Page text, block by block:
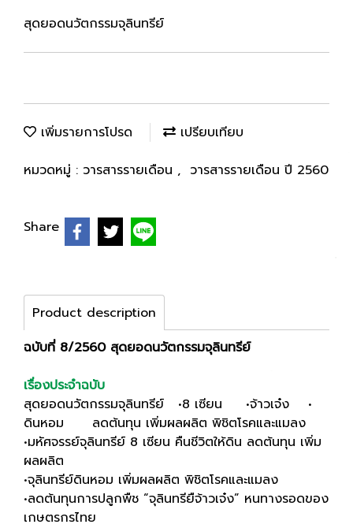
สุดยอดนวัตกรรมจุลินทรีย์
เพิ่มรายการโปรด
เปรียบเทียบ
หมวดหมู่ : วารสารรายเดือน , วารสารรายเดือน ปี 2560
Share
Product description
ฉบับที่ 8/2560 สุดยอดนวัตกรรมจุลินทรีย์
เรื่องประจำฉบับ
สุดยอดนวัตกรรมจุลินทรีย์ •8 เซียน •จ้าวเจ๋ง •
ดินหอม ลดต้นทุน เพิ่มผลผลิต พิชิตโรคและแมลง
•มหัศจรรย์จุลินทรีย์ 8 เซียน คืนชีวิตให้ดิน ลดต้นทุน เพิ่ม
ผลผลิต
•จุลินทรีย์ดินหอม เพิ่มผลผลิต พิชิตโรคและแมลง
•ลดต้นทุนการปลูกพืช “จุลินทรียืจ้าวเจ๋ง” หนทางรอดของ
เกษตรกรไทย